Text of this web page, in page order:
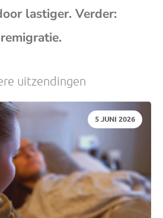
e-
lastiger. Verder:
uitzendingen
DATUM:
5 JUNI 2026